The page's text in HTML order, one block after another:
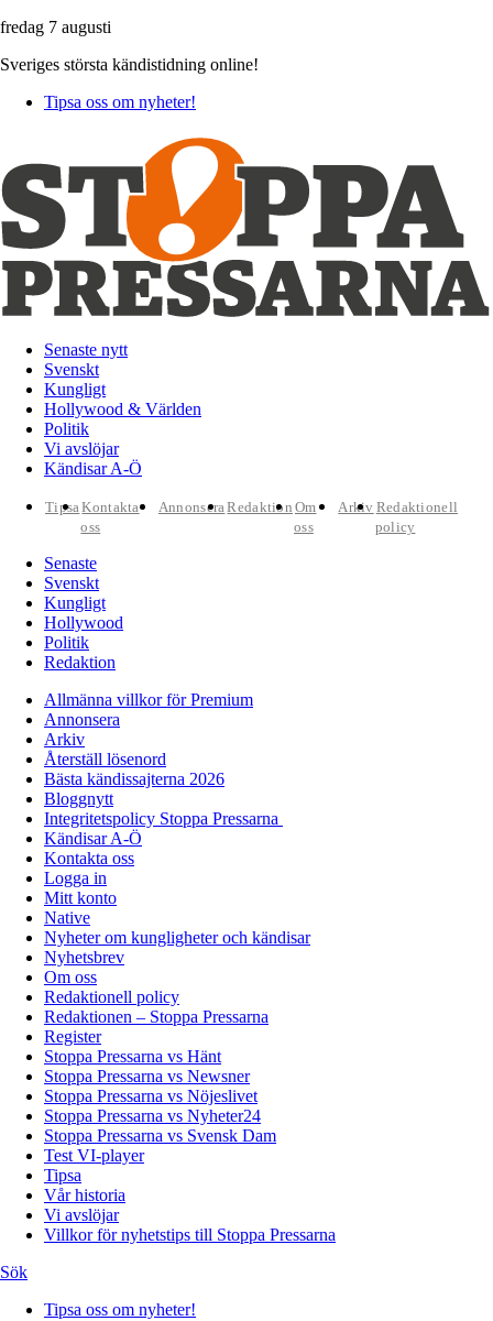
fredag 7 augusti
Sveriges största kändistidning online!
Tipsa oss om nyheter!
Senaste nytt
Svenskt
Kungligt
Hollywood & Världen
Politik
Vi avslöjar
Kändisar A-Ö
TipsaKontakta
oss
AnnonseraRedaktion Om
oss
Arkiv Redaktionell
policy
Senaste
Svenskt
Kungligt
Hollywood
Politik
Redaktion
Allmänna villkor för Premium
Annonsera
Arkiv
Återställ lösenord
Bästa kändissajterna 2026
Bloggnytt
Integritetspolicy Stoppa Pressarna
Kändisar A-Ö
Kontakta oss
Logga in
Mitt konto
Native
Nyheter om kungligheter och kändisar
Nyhetsbrev
Om oss
Redaktionell policy
Redaktionen – Stoppa Pressarna
Register
Stoppa Pressarna vs Hänt
Stoppa Pressarna vs Newsner
Stoppa Pressarna vs Nöjeslivet
Stoppa Pressarna vs Nyheter24
Stoppa Pressarna vs Svensk Dam
Test VI-player
Tipsa
Vår historia
Vi avslöjar
Villkor för nyhetstips till Stoppa Pressarna
Sök
Tipsa oss om nyheter!